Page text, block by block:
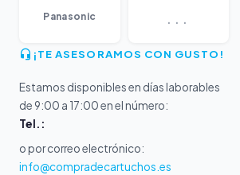
Panasonic ...
¡TE ASESORAMOS CON GUSTO!
Estamos disponibles en días laborables
de 9:00 a 17:00 en el número:
Tel.:
o por correo electrónico:
info@compradecartuchos.es